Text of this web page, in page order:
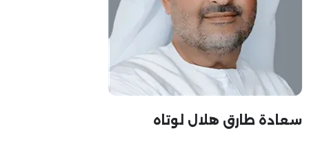
سعادة طارق هلال لوتاه